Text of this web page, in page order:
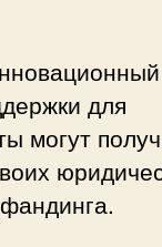
для
могут